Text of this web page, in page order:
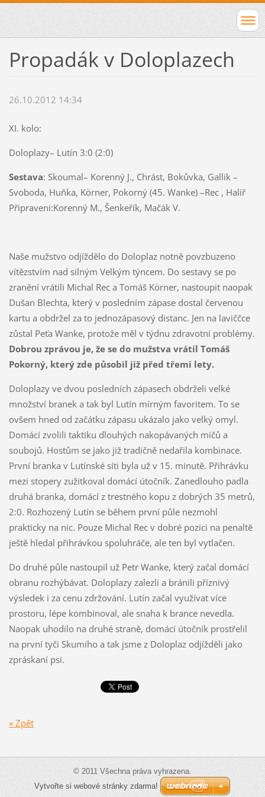
Propadák v Doloplazech
26.10.2012 14:34
XI. kolo:
Doloplazy– Lutín 3:0 (2:0)
Sestava: Skoumal– Korenný J., Chrást, Bokůvka, Gallik –
Svoboda, Huňka, Körner, Pokorný (45. Wanke) –Rec , Halíř
Připraveni:Korenný M., Šenkeřík, Mačák V.
Naše mužstvo odjíždělo do Doloplaz notně povzbuzeno
vítězstvím nad silným Velkým týncem. Do sestavy se po
zranění vrátili Michal Rec a Tomáš Körner, nastoupit naopak
Dušan Blechta, který v posledním zápase dostal červenou
kartu a obdržel za to jednozápasový distanc. Jen na laviččce
zůstal Peťa Wanke, protože měl v týdnu zdravotní problémy.
Dobrou zprávou je, že se do mužstva vrátil Tomáš
Pokorný, který zde působil již před třemi lety.
Doloplazy ve dvou posledních zápasech obdrželi velké
množství branek a tak byl Lutín mírným favoritem. To se
ovšem hned od začátku zápasu ukázalo jako velký omyl.
Domácí zvolili taktiku dlouhých nakopávaných míčů a
soubojů. Hostům se jako již tradičně nedařila kombinace.
První branka v Lutínské síti byla už v 15. minutě. Přihrávku
mezi stopery zužitkoval domácí útočník. Zanedlouho padla
druhá branka, domácí z trestného kopu z dobrých 35 metrů,
2:0. Rozhozený Lutín se během první půle nezmohl
prakticky na nic. Pouze Michal Rec v dobré pozici na penaltě
ještě hledal přihrávkou spoluhráče, ale ten byl vytlačen.
Do druhé půle nastoupil už Petr Wanke, který začal domácí
obranu rozhýbávat. Doloplazy zalezli a bránili příznivý
výsledek i za cenu zdržování. Lutín začal využívat více
prostoru, lépe kombinoval, ale snaha k brance nevedla.
Naopak uhodilo na druhé straně, domácí útočník prostřelil
na první tyči Skumiho a tak jsme z Doloplaz odjížděli jako
zpráskaní psi.
« Zpět
© 2011 Všechna práva vyhrazena.
Vytvořte si webové stránky zdarma!